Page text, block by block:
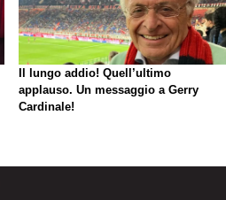
Il lungo addio! Quell’ultimo
applauso. Un messaggio a Gerry
Cardinale!